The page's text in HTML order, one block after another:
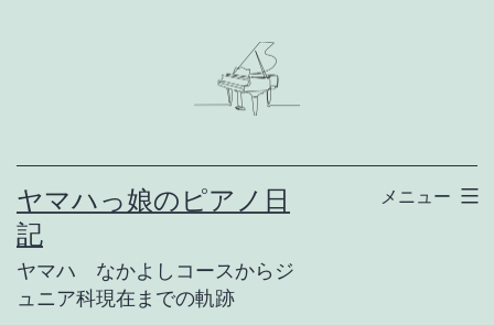
ツ
へ
ス
ヤマハっ娘のピアノ日
記
ヤマハ なかよしコースからジ
ュニア科現在までの軌跡
メニュー